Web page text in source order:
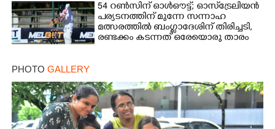
54 റൺസിന് ഓൾഔട്ട്; ഓസ്‌ട്രേലിയൻ
പര്യടനത്തിന് മുന്നേ സന്നാഹ
മത്സരത്തിൽ ബംഗ്ലാദേശിന് തിരിച്ചടി,
രണ്ടക്കം കടന്നത് ഒരേയൊരു താരം
PHOTO GALLERY